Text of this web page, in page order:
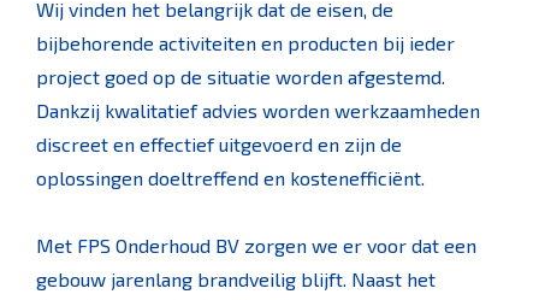
Wij vinden het belangrijk dat de eisen, de
bijbehorende activiteiten en producten bij ieder
project goed op de situatie worden afgestemd.
Dankzij kwalitatief advies worden werkzaamheden
discreet en effectief uitgevoerd en zijn de
oplossingen doeltreffend en kostenefficiënt.
Met FPS Onderhoud BV zorgen we er voor dat een
gebouw jarenlang brandveilig blijft. Naast het